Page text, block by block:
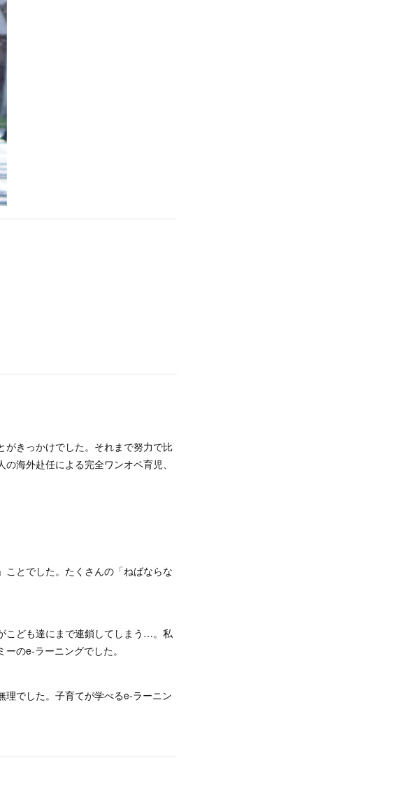
がきっかけでした。それまで努力で比
海外赴任による完全ワンオペ育児、
とでした。たくさんの「ねばならな
こども達にまで連鎖してしまう…。私
のe-ラーニングでした。
理でした。子育てが学べるe-ラーニン